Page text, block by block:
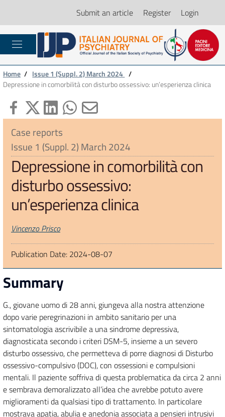
Submit an article Register Login
Home / Issue 1 (Suppl. 2) March 2024 /
Depressione in comorbilità con disturbo ossessivo: un’esperienza clinica
Case reports
Issue 1 (Suppl. 2) March 2024
Depressione in comorbilità con
disturbo ossessivo:
un’esperienza clinica
Authors
Vincenzo Prisco
Publication Date: 2024-08-07
Summary
G., giovane uomo di 28 anni, giungeva alla nostra attenzione
dopo varie peregrinazioni in ambito sanitario per una
sintomatologia ascrivibile a una sindrome depressiva,
diagnosticata secondo i criteri DSM-5, insieme a un severo
disturbo ossessivo, che permetteva di porre diagnosi di Disturbo
ossessivo-compulsivo (DOC), con ossessioni e compulsioni
mentali. Il paziente soffriva di questa problematica da circa 2 anni
e sembrava demoralizzato all’idea che avrebbe potuto avere
miglioramenti da qualsiasi tipo di trattamento. In particolare
mostrava apatia, abulia e anedonia associata a pensieri intrusivi